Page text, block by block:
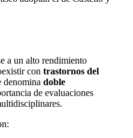
a un alto rendimiento
con trastornos del
denomina doble
de evaluaciones